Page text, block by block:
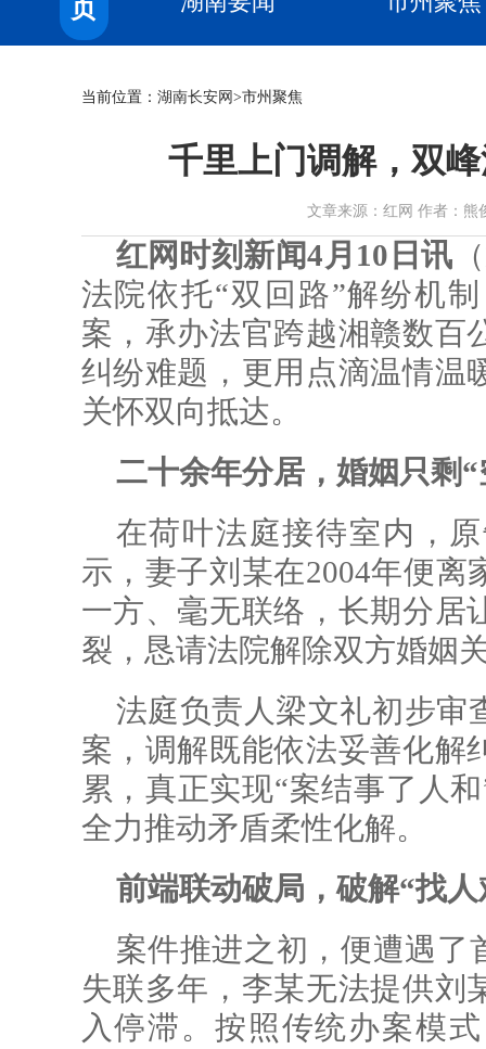
页
当前位置： 湖南长安网 >市州聚焦
千里上门调解，双
文章来源：红网 作者：熊
红网时刻新闻4月10日讯
法院依托“双回路”解纷机
案，承办法官跨越湘赣数百
纠纷难题，更用点滴温情温
关怀双向抵达。
二十余年分居，婚姻只剩“
在荷叶法庭接待室内，
示，妻子刘某在2004年便
一方、毫无联络，长期分居
裂，恳请法院解除双方婚姻
法庭负责人梁文礼初步审
案，调解既能依法妥善化解
累，真正实现“案结事了人
全力推动矛盾柔性化解。
前端联动破局，破解“找人
案件推进之初，便遭遇了
失联多年，李某无法提供刘
入停滞。按照传统办案模